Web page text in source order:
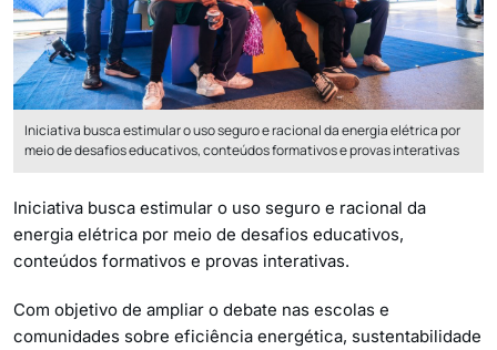
Iniciativa busca estimular o uso seguro e racional da energia elétrica por
meio de desafios educativos, conteúdos formativos e provas interativas
Iniciativa busca estimular o uso seguro e racional da
energia elétrica por meio de desafios educativos,
conteúdos formativos e provas interativas.
Com objetivo de ampliar o debate nas escolas e
comunidades sobre eficiência energética, sustentabilidade